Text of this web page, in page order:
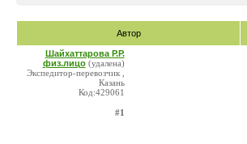
Автор
Шайхаттарова Р.Р.
физ.лицо (удалена)
Экспедитор-перевозчик ,
Казань
Код:429061
#1